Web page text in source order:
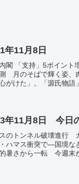
年11月8日
閣 「支持」5ポイン
月のそばで輝く姿、
がけた」。「源氏物
年11月8日 今日
のトンネル破壊進行
ハマス衝突で―国境な
暑さから一転 今週末